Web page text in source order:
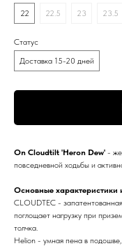
22
22.5 23 23.5
Статус
Доставка 15-20 дней
On Cloudtilt 'Heron Dew' -
повседневной ходьбы и
Основные
CLOUDTEC -
поглощает нагрузку при
толчка.
Helion - умная пена в